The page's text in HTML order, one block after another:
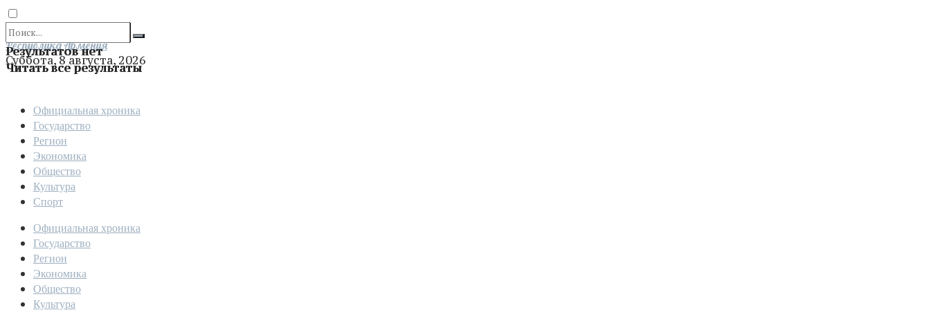
Результатов нет
Читать все результаты
Отправить
Республика Армения
Суббота, 8 августа, 2026
Официальная хроника
Государство
Регион
Экономика
Общество
Культура
Спорт
Официальная хроника
Государство
Регион
Экономика
Общество
Культура